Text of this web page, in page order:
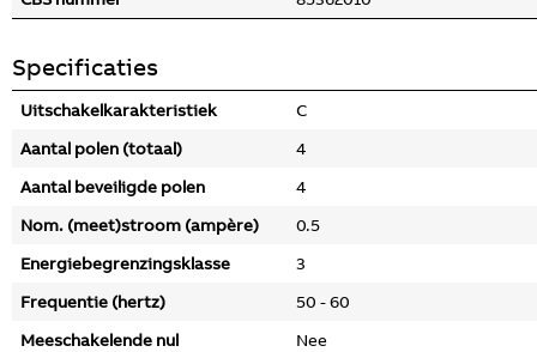
Specificaties
Uitschakelkarakteristiek
C
Aantal polen (totaal)
4
Aantal beveiligde polen
4
Nom. (meet)stroom (ampère)
0.5
Energiebegrenzingsklasse
3
Frequentie (hertz)
50 - 60
Meeschakelende nul
Nee